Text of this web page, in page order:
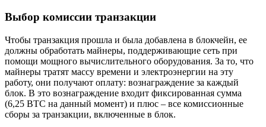
Выбор комиссии транзакции
Чтобы транзакция прошла и была добавлена в блокчейн, ее
должны обработать майнеры, поддерживающие сеть при
помощи мощного вычислительного оборудования. За то, что
майнеры тратят массу времени и электроэнергии на эту
работу, они получают оплату: вознаграждение за каждый
блок. В это вознаграждение входит фиксированная сумма
(6,25 BTC на данный момент) и плюс – все комиссионные
сборы за транзакции, включенные в блок.